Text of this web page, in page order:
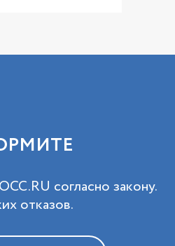
cогласно закону.
отказов.